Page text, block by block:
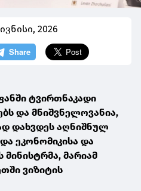
ივნისი, 2026
ტვირთნაკადი
და მნიშვნელოვანია,
დახვდეს აღნიშნულ
ეკონომიკისა და
მინისტრმა, მარიამ
ვიზიტის